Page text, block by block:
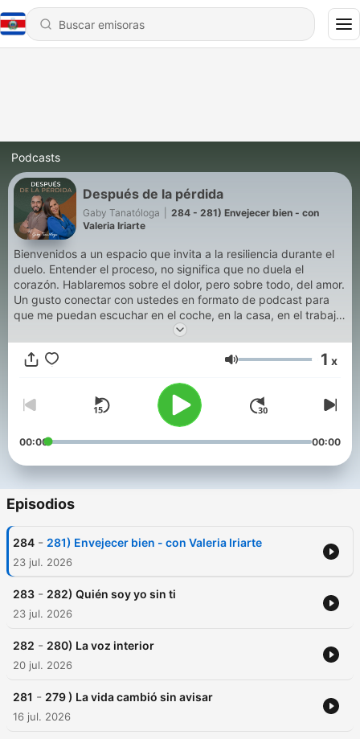
Podcasts
Después de la pérdida
Gaby Tanatóloga
284 - 281) Envejecer bien - con
Valeria Iriarte
Bienvenidos a un espacio que invita a la resiliencia durante el
duelo. Entender el proceso, no significa que no duela el
corazón. Hablaremos sobre el dolor, pero sobre todo, del amor.
Un gusto conectar con ustedes en formato de podcast para
que me puedan escuchar en el coche, en la casa, en el trabajo
o donde ustedes quieran. ¡Gracias!
Volumen 1 x
00:00 00:00
Episodios
284 - 281) Envejecer bien - con Valeria Iriarte
23 jul. 2026
283 - 282) Quién soy yo sin ti
23 jul. 2026
282 - 280) La voz interior
20 jul. 2026
281 - 279 ) La vida cambió sin avisar
16 jul. 2026